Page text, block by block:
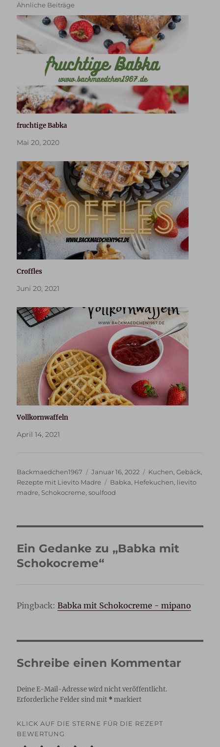
Ähnliche Beiträge
fruchtige Babka
Mai 20, 2020
Croffles
Juni 20, 2021
Vollkornwaffeln
April 14, 2021
Autor
Backmaedchen1967
Veröffentlicht
am
Januar 16, 2022 Kategorien
Kuchen,Gebäck,
Rezepte mit Lievito Madre
Schlagwörter
Babka, Hefekuchen, lievito
madre, Schokocreme,soulfood
Ein Gedanke zu „Babka mit
Schokocreme“
Pingback:Babka mit Schokocreme - mipano
Schreibe einen Kommentar
Deine E-Mail-Adresse wird nicht veröffentlicht.
Erforderliche Felder sind mit *markiert
KLICK AUF DIE STERNE FÜR DIE REZEPT
BEWERTUNG